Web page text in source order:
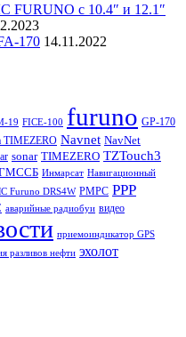
FURUNO c 10.4″ и 12.1″
170 14.11.2022
19 FICE-100 furuno GP-170
TIMEZERO Navnet NavNet
sonar TIMEZERO TZTouch3
Инмарсат Навигационный
Furuno DRS4W РМРС РРР
аварийные радиобуи видео
приемоиндикатор GPS
разливов нефти эхолот